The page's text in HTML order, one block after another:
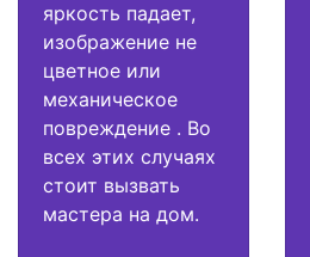
яркость падает,
изображение не
цветное или
механическое
повреждение . Во
всех этих случаях
стоит вызвать
мастера на дом.